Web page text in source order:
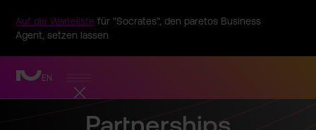
Auf die Warteliste für "Socrates", den paretos Business
Agent, setzen lassen
EN